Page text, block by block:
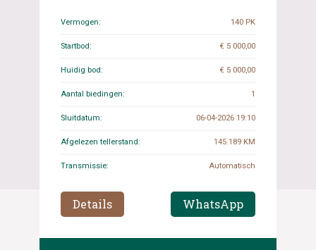
Vermogen: 140 PK
Startbod: € 5 000,00
Huidig bod: € 5 000,00
Aantal biedingen: 1
Sluitdatum: 06-04-2026 19:10
Afgelezen tellerstand: 145.189 KM
Transmissie: Automatisch
Details WhatsApp